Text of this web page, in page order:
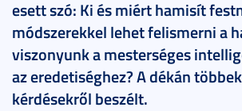
esett szó: Ki és miért hamisít
módszerekkel lehet felismerni a
viszonyunk a mesterséges
az eredetiséghez? A dékán
kérdésekről beszélt.